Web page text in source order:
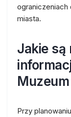
miasta.
Jakie są
Przy